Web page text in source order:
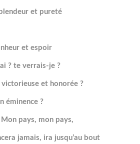
et pureté
et espoir
? te verrais-je ?
et honorée ?
éminence ?
pays, mon pays,
jamais, ira jusqu’au bout